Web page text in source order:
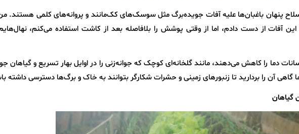
پنهان باغبان‌ها علیه آفات جویده‌برگ مثل سوسک‌های کک‌مانند و پروانه‌های کلمی هستند.
این آفات از دست دادم، اما از وقتی پوشش را بلافاصله بعد از کاشت استفاده می‌کنم،
دما را کاهش می‌دهند، مانند گلخانه‌ای کوچک که جوانه‌زنی را در اوایل بهار تسریع و گیاهان
آن را بردارید تا زنبورهای زمینی و حشرات شکارگر بتوانند به خاک و برگ‌ها دسترسی داشته